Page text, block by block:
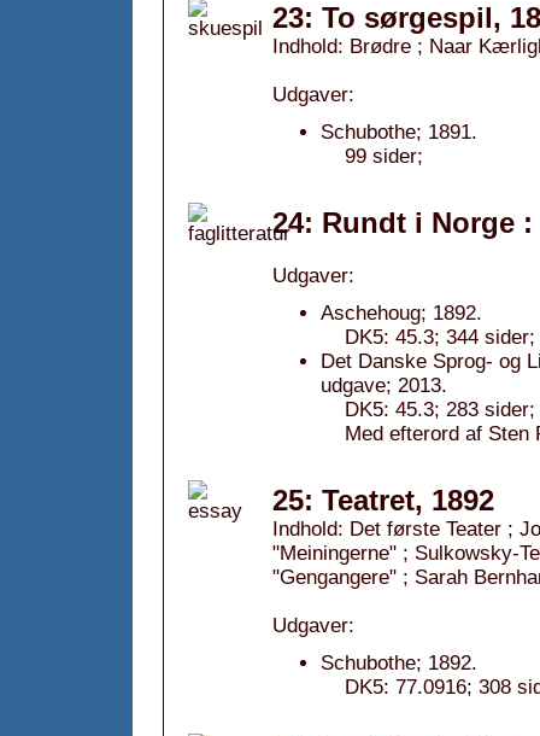
23: To sørgespil,
Indhold: Brødre ; Naar
Udgaver:
Schubothe; 1891.
99 sider;
24: Rundt i Norge
Udgaver:
Aschehoug; 1892.
DK5: 45.3; 344 sider;
Det Danske Sprog- og
udgave; 2013.
DK5: 45.3; 283
Med efterord af Sten
25: Teatret, 1892
Indhold: Det første Teater ;
"Meiningerne" ; Sulkowsky-
"Gengangere" ; Sarah
Udgaver:
Schubothe; 1892.
DK5: 77.0916; 308